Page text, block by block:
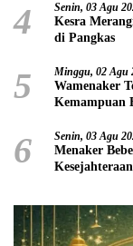
4 Senin, 03 Agu
Kesra
di Pangkas
5 Minggu, 02 Agu
Wamenaker
Kemampuan
6 Senin, 03 Agu
Menaker